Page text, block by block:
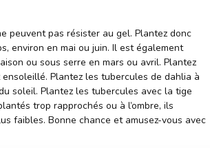
peuvent pas résister au gel. Plantez donc
environ en mai ou juin. Il est également
ou sous serre en mars ou avril. Plantez
Plantez les tubercules de dahlia à
soleil. Plantez les tubercules avec la tige
trop rapprochés ou à l’ombre, ils
faibles. Bonne chance et amusez-vous avec